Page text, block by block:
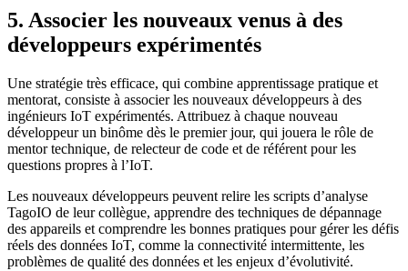
5. Associer les nouveaux venus à des
développeurs expérimentés
Une stratégie très efficace, qui combine apprentissage pratique et
mentorat, consiste à associer les nouveaux développeurs à des
ingénieurs IoT expérimentés. Attribuez à chaque nouveau
développeur un binôme dès le premier jour, qui jouera le rôle de
mentor technique, de relecteur de code et de référent pour les
questions propres à l’IoT.
Les nouveaux développeurs peuvent relire les scripts d’analyse
TagoIO de leur collègue, apprendre des techniques de dépannage
des appareils et comprendre les bonnes pratiques pour gérer les défis
réels des données IoT, comme la connectivité intermittente, les
problèmes de qualité des données et les enjeux d’évolutivité.